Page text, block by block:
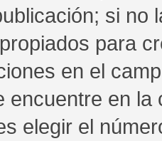
si no
para
en el
encuentre en
elegir el